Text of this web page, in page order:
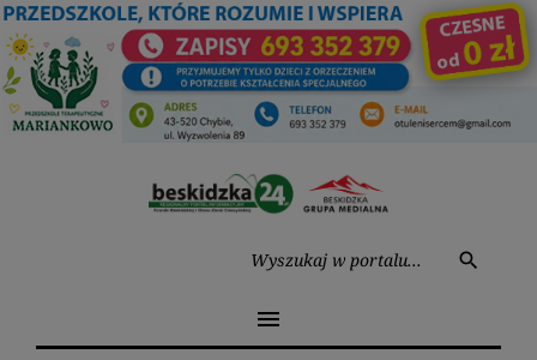
Przejdź
do
treści
search
menu